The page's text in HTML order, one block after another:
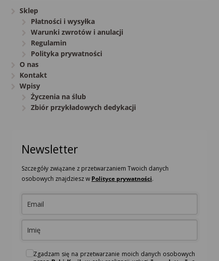
Sklep
Płatności i wysyłka
Warunki zwrotów i anulacji
Regulamin
Polityka prywatności
O nas
Kontakt
Wpisy
Życzenia na ślub
Zbiór przykładowych dedykacji
Newsletter
Szczegóły związane z przetwarzaniem Twoich danych
osobowych znajdziesz w Polityce prywatności.
Zgadzam się na przetwarzanie moich danych osobowych